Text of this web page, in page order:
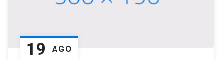
19 AGO